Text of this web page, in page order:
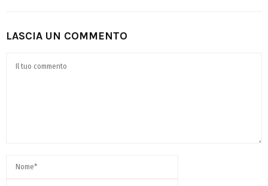
LASCIA UN COMMENTO